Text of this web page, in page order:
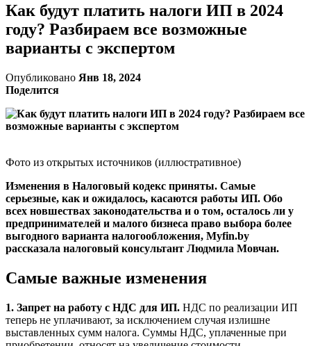
Как будут платить налоги ИП в 2024
году? Разбираем все возможные
варианты с экспертом
Опубликовано Янв 18, 2024
Поделится
Фото из открытых источников (иллюстративное)
Изменения в Налоговый кодекс приняты. Самые
серьезные, как и ожидалось, касаются работы ИП. Обо
всех новшествах законодательства и о том, осталось ли у
предпринимателей и малого бизнеса право выбора более
выгодного варианта налогообложения, Myfin.by
рассказала налоговый консультант Людмила Мовчан.
Самые важные изменения
1. Запрет на работу с НДС для ИП. НДС по реализации ИП
теперь не уплачивают, за исключением случая излишне
выставленных сумм налога. Суммы НДС, уплаченные при